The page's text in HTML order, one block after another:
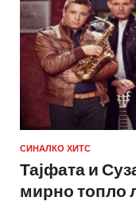
СИНАЛКО ХИТС
Тајфата и
мирно топло